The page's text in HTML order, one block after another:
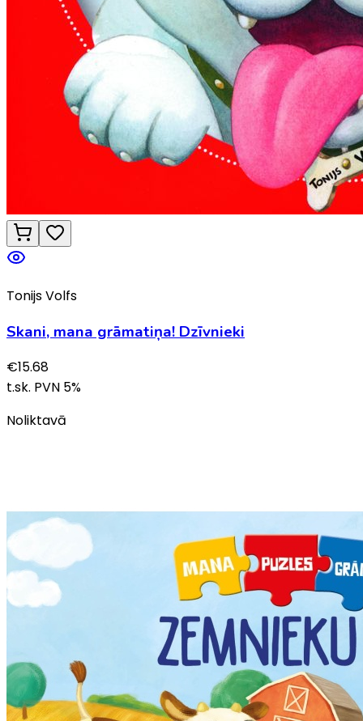
Tonijs Volfs
Skani, mana grāmatiņa! Dzīvnieki
€15.68
t.sk. PVN 5%
Noliktavā